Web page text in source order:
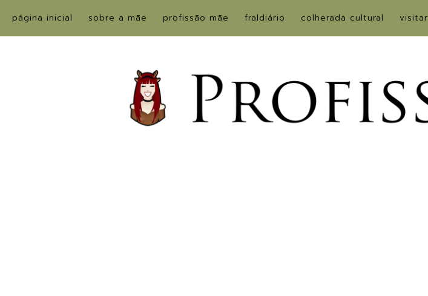
página inicial sobre a mãe profissão mãe fraldiário colherada cultural visitar